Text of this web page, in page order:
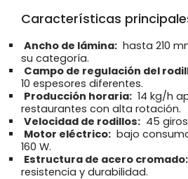
Características
Ancho de lámina: hasta 210
su categoría.
Campo de regulación del
10 espesores diferentes.
Producción horaria: 14 kg/h
restaurantes con alta rotación.
Velocidad de rodillos: 45
Motor eléctrico: bajo
160 W.
Estructura de acero cromado:
resistencia y durabilidad.